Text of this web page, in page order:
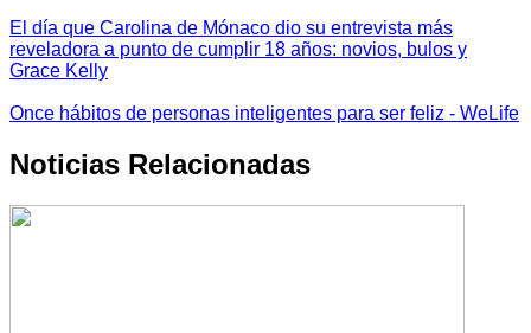
El día que Carolina de Mónaco dio su entrevista más
reveladora a punto de cumplir 18 años: novios, bulos y
Grace Kelly
Once hábitos de personas inteligentes para ser feliz - WeLife
Noticias Relacionadas